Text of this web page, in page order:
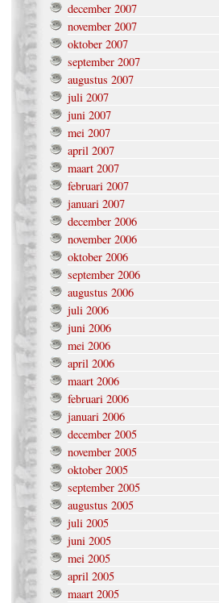
december 2007
november 2007
oktober 2007
september 2007
augustus 2007
juli 2007
juni 2007
mei 2007
april 2007
maart 2007
februari 2007
januari 2007
december 2006
november 2006
oktober 2006
september 2006
augustus 2006
juli 2006
juni 2006
mei 2006
april 2006
maart 2006
februari 2006
januari 2006
december 2005
november 2005
oktober 2005
september 2005
augustus 2005
juli 2005
juni 2005
mei 2005
april 2005
maart 2005